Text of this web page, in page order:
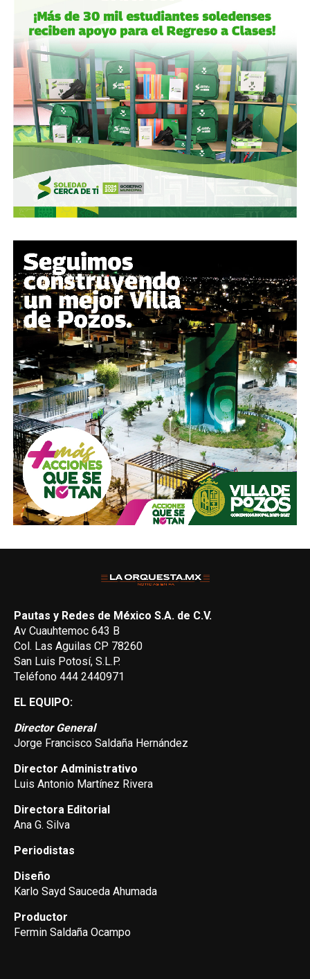
Pautas y Redes de México S.A. de C.V.
Av Cuauhtemoc 643 B
Col. Las Aguilas CP 78260
San Luis Potosí, S.L.P.
Teléfono 444 2440971
EL EQUIPO:
Director General
Jorge Francisco Saldaña Hernández
Director Administrativo
Luis Antonio Martínez Rivera
Directora Editorial
Ana G. Silva
Periodistas
Diseño
Karlo Sayd Sauceda Ahumada
Productor
Fermin Saldaña Ocampo